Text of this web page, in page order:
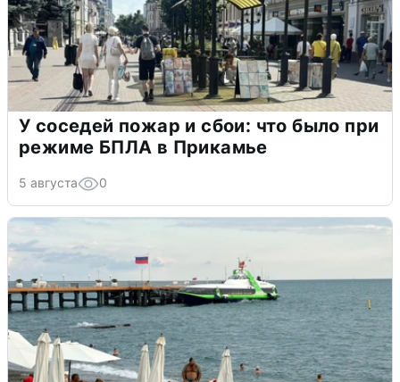
У соседей пожар и сбои: что было при
режиме БПЛА в Прикамье
5 августа 0